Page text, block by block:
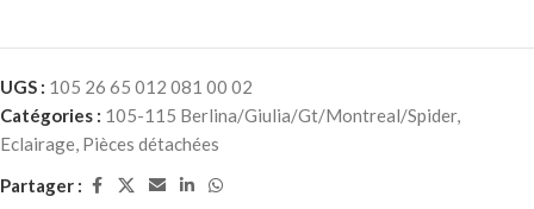
UGS : 105 26 65 012 081 00 02
Catégories : 105-115 Berlina/Giulia/Gt/Montreal/Spider,
Eclairage, Pièces détachées
Partager :